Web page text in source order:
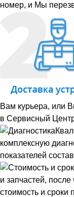
номер, и Мы
Вам курьера, или
в Сервисный
комплексную
показателей
и запчастей,
стоимость и сроки